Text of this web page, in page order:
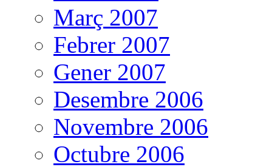
Març 2007
Febrer 2007
Gener 2007
Desembre 2006
Novembre 2006
Octubre 2006